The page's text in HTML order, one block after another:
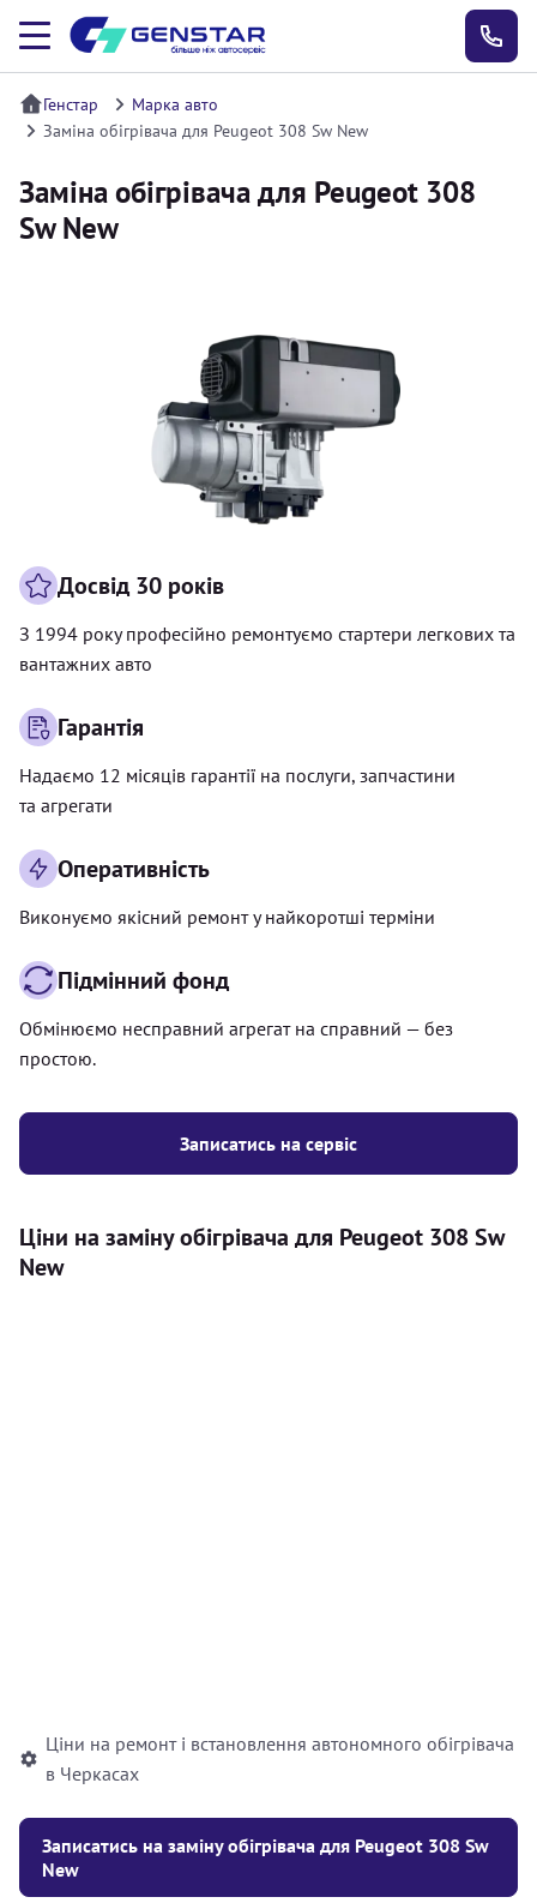
Генстар
Марка авто
Заміна обігрівача для Peugeot 308 Sw New
Заміна обігрівача для Peugeot 308
Sw New
Записатись на сервіс
Досвід 30 років
З 1994 року професійно ремонтуємо стартери легкових та
вантажних авто
Гарантія
Надаємо 12 місяців гарантії на послуги, запчастини
та агрегати
Оперативність
Виконуємо якісний ремонт у найкоротші терміни
Підмінний фонд
Обмінюємо несправний агрегат на справний — без
простою.
Ціни на заміну обігрівача для Peugeot 308 Sw
New
Ціни на ремонт і встановлення автономного обігрівача
в Черкасах
Записатись на заміну обігрівача для Peugeot 308 Sw
New